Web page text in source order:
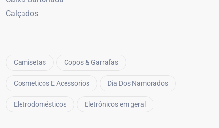
Calçados
Camisetas Copos & Garrafas
Cosmeticos E Acessorios Dia Dos Namorados
Eletrodomésticos Eletrônicos em geral